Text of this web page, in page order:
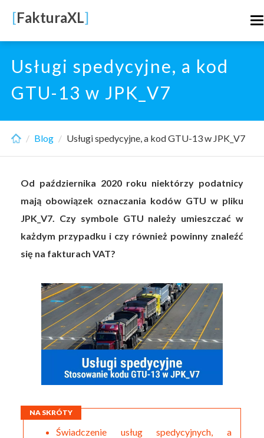
main
content
[FakturaXL]
Usługi spedycyjne, a kod
GTU-13 w JPK_V7
Blog Usługi spedycyjne, a kod GTU-13 w JPK_V7
Od października 2020 roku niektórzy podatnicy
mają obowiązek oznaczania kodów GTU w pliku
JPK_V7. Czy symbole GTU należy umieszczać w
każdym przypadku i czy również powinny znaleźć
się na fakturach VAT?
NA SKRÓTY
Świadczenie usług spedycyjnych, a